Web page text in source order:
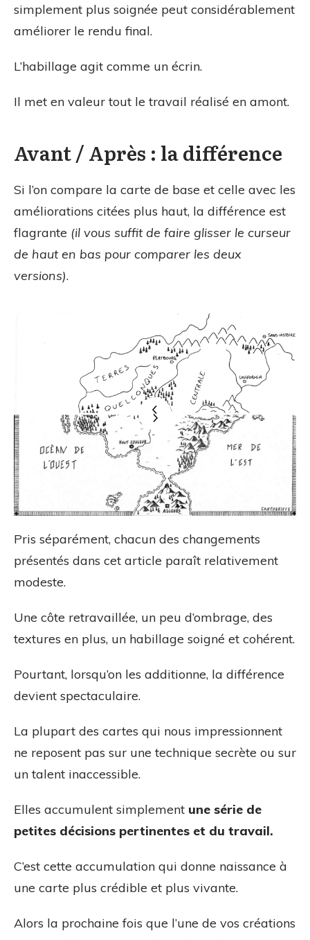
simplement plus soignée peut considérablement
améliorer le rendu final.
L’habillage agit comme un écrin.
Il met en valeur tout le travail réalisé en amont.
Avant / Après : la différence
Si l’on compare la carte de base et celle avec les
améliorations citées plus haut, la différence est
flagrante (il vous suffit de faire glisser le curseur
de haut en bas pour comparer les deux
versions).
Pris séparément, chacun des changements
présentés dans cet article paraît relativement
modeste.
Une côte retravaillée, un peu d’ombrage, des
textures en plus, un habillage soigné et cohérent.
Pourtant, lorsqu’on les additionne, la différence
devient spectaculaire.
La plupart des cartes qui nous impressionnent
ne reposent pas sur une technique secrète ou sur
un talent inaccessible.
Elles accumulent simplement une série de
petites décisions pertinentes et du travail.
C’est cette accumulation qui donne naissance à
une carte plus crédible et plus vivante.
Alors la prochaine fois que l’une de vos créations